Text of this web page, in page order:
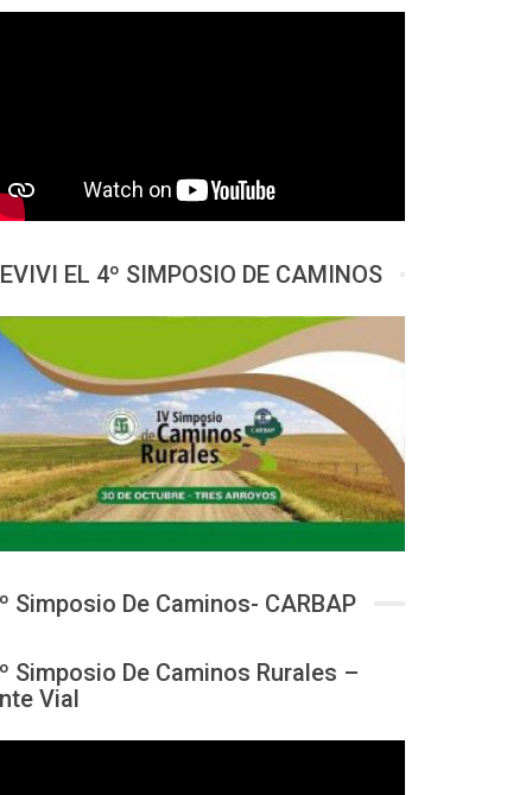
EL 4º SIMPOSIO DE CAMINOS
Simposio De Caminos- CARBAP
Simposio De Caminos Rurales –
Vial